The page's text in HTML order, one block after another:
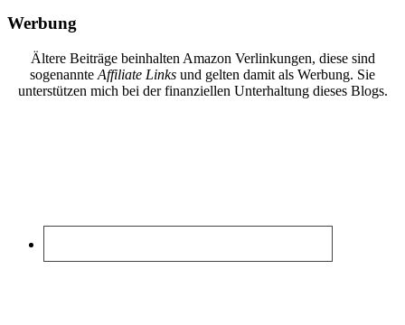
Werbung
Ältere Beiträge beinhalten Amazon Verlinkungen, diese sind
sogenannte Affiliate Links und gelten damit als Werbung. Sie
unterstützen mich bei der finanziellen Unterhaltung dieses Blogs.